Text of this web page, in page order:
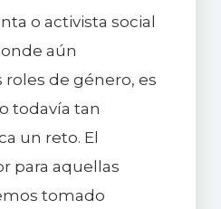
o activista social
aún
de género, es
todavía tan
un reto. El
para aquellas
tomado